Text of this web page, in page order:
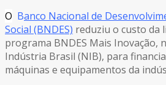
O Banco Nacional de
Social (BNDES) reduziu o custo da
programa BNDES Mais Inovação,
Indústria Brasil (NIB), para
máquinas e equipamentos da